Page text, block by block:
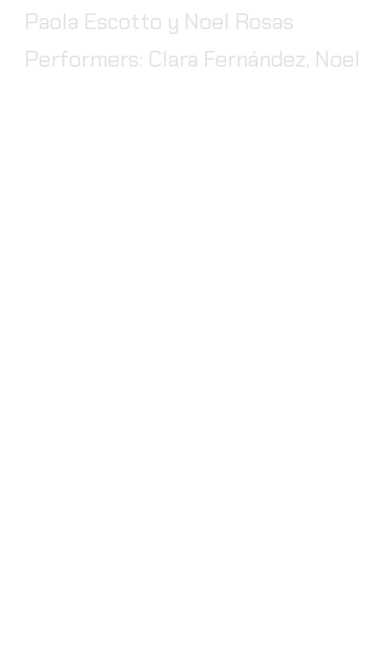
Paola Escotto y Noel Rosas
Performers: Clara Fernández, Noel